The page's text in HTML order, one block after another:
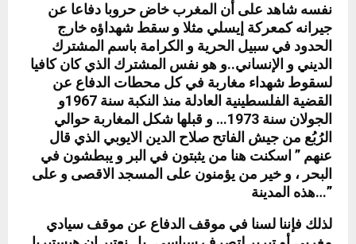
نفسه شاهد على أن المغرب خاض حروبا دفاعا عن
جيرانه كمعركة إيسلي مثلا و سقط شهداؤه خارج
الحدود في سبيل الحرية و الكرامة باسم المشترك
الديني و الإنساني..و هو نفس المشترك الذي كان كافيا
لسقوط شهداء مغاربة في كل محطات الدفاع عن
القضية الفلسطينية العادلة منذ النكبة سنة 1967و
الجولان سنة 1973… و قبلها شكل المغاربة حوالي
الرُبُع من جيش الفاتح صلاح الدين الايوبي الذي قال
عنهم ” اسكنت هنا من يثبتون في البر و يبطشون في
البحر ، و خير من يؤمنون على المسجد الاقصى و على
هذه المدينة…”
لذلك فإننا لسنا في موقف الدفاع عن موقف سيادي